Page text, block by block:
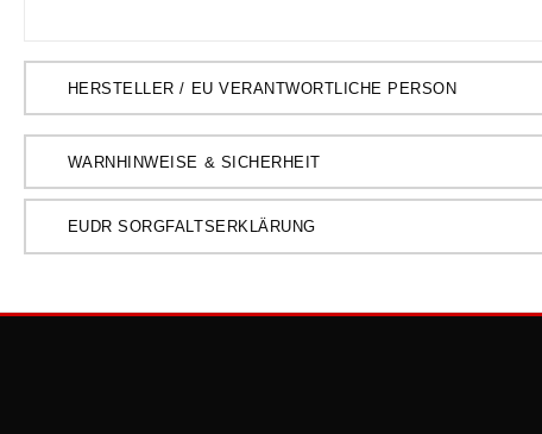
HERSTELLER / EU VERANTWORTLICHE PERSON
WARNHINWEISE & SICHERHEIT
EUDR SORGFALTSERKLÄRUNG